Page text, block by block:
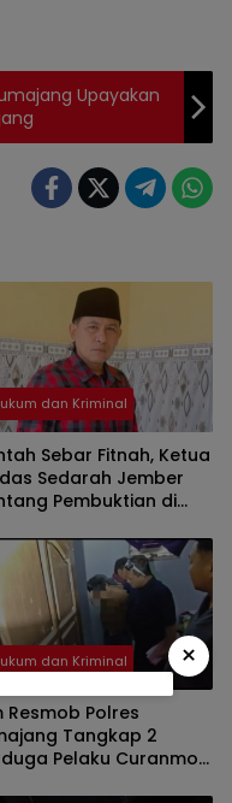
Upayakan
dan Kriminal
Sebar Fitnah, Ketua
Sedarah Jember
Pembuktian di
dan Kriminal
Resmob Polres
Tangkap 2
Pelaku Curanmor
×